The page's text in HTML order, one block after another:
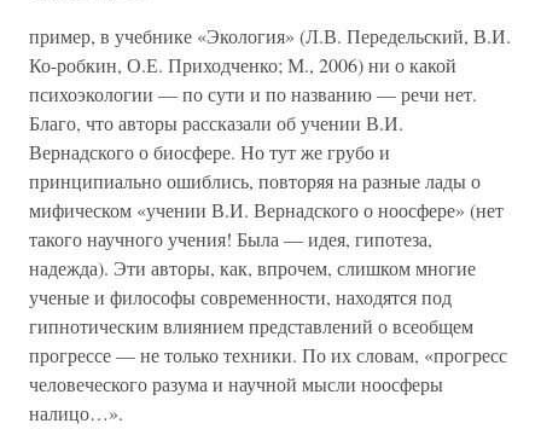
пример, в учебнике «Экология» (Л.В. Передельский, В.И.
Ко-робкин, О.Е. Приходченко; М., 2006) ни о какой
психоэкологии — по сути и по названию — речи нет.
Благо, что авторы рассказали об учении В.И.
Вернадского о биосфере. Но тут же грубо и
принципиально ошиблись, повторяя на разные лады о
мифическом «учении В.И. Вернадского о ноосфере» (нет
такого научного учения! Была — идея, гипотеза,
надежда). Эти авторы, как, впрочем, слишком многие
ученые и философы современности, находятся под
гипнотическим влиянием представлений о всеобщем
прогрессе — не только техники. По их словам, «прогресс
человеческого разума и научной мысли ноосферы
налицо…».